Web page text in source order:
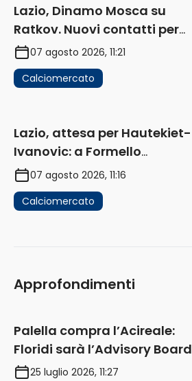
Lazio, Dinamo Mosca su
Ratkov. Nuovi contatti per
Pinamonti
07 agosto 2026, 11:21
Calciomercato
Lazio, attesa per Hautekiet-
Ivanovic: a Formello
attendono risposte
07 agosto 2026, 11:16
Calciomercato
Approfondimenti
Palella compra l’Acireale:
Floridi sarà l’Advisory Board
25 luglio 2026, 11:27